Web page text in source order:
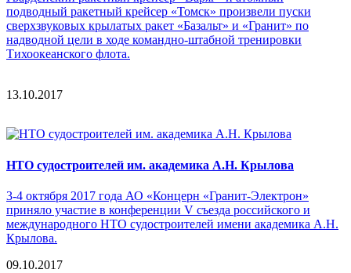
подводный ракетный крейсер «Томск» произвели пуски
сверхзвуковых крылатых ракет «Базальт» и «Гранит» по
надводной цели в ходе командно-штабной тренировки
Тихоокеанского флота.
13.10.2017
НТО судостроителей им. академика А.Н. Крылова
3-4 октября 2017 года АО «Концерн «Гранит-Электрон»
приняло участие в конференции V съезда российского и
международного НТО судостроителей имени академика А.Н.
Крылова.
09.10.2017